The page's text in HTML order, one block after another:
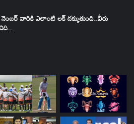
వారికి ఎలాంటి లక్ దక్కుతుంది..వీరు